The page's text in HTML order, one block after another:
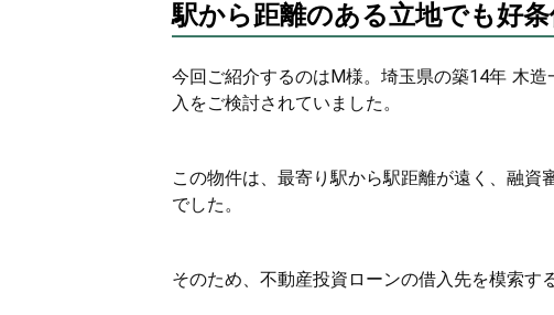
駅から距離のある立地でも好
今回ご紹介するのはM様。埼玉県の築14年 木
入をご検討されていました。
この物件は、最寄り駅から駅距離が遠く、融
でした。
そのため、不動産投資ローンの借入先を模索す